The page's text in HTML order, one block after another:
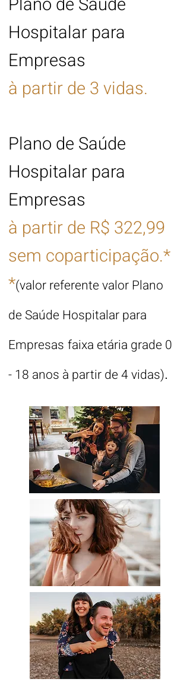
Hospitalar para
Empresas
à partir de 3 vidas.
Plano de Saúde
Hospitalar para
Empresas
à partir de R$ 322,99
sem coparticipação.*
*(valor referente valorPlano
de Saúde Hospitalarpara
Empresas faixa etária grade 0
- 18 anos à partir de 4vidas).